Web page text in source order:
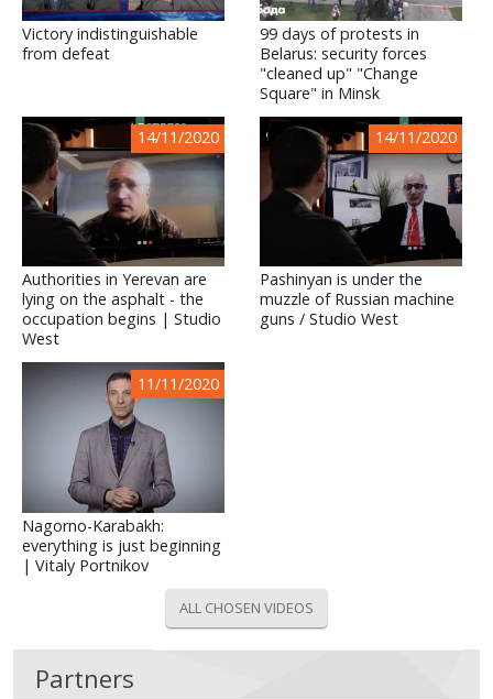
Victory indistinguishable
from defeat
99 days of protests in
Belarus: security forces
"cleaned up" "Change
Square" in Minsk
14/11/2020
Authorities in Yerevan are
lying on the asphalt - the
occupation begins | Studio
West
14/11/2020
Pashinyan is under the
muzzle of Russian machine
guns / Studio West
11/11/2020
Nagorno-Karabakh:
everything is just beginning
| Vitaly Portnikov
ALL CHOSEN VIDEOS
Partners